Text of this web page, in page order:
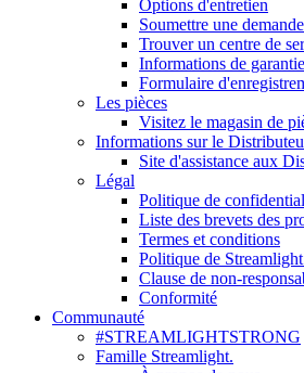
Options d'entretien
Soumettre une
Trouver un centre de
Informations de garantie
Formulaire
Les pièces
Visitez le magasin de
Informations sur le
Site d'assistance aux
Légal
Politique de
Liste des brevets des
Termes et conditions
Politique de
Clause de non-
Conformité
Communauté
#STREAMLIGHTSTRONG
Famille Streamlight.